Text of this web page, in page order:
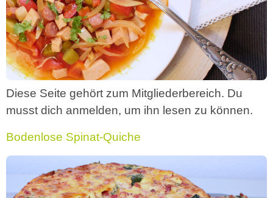
Diese Seite gehört zum Mitgliederbereich. Du
musst dich anmelden, um ihn lesen zu können.
Bodenlose Spinat-Quiche